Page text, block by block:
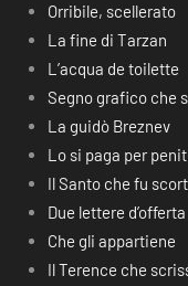
Orribile, scellerato
La fine di Tarzan
L’acqua de toilette
Segno grafico che
La guidò Breznev
Lo si paga per
Il Santo che fu
Due lettere d’offerta
Che gli appartiene
Il Terence che